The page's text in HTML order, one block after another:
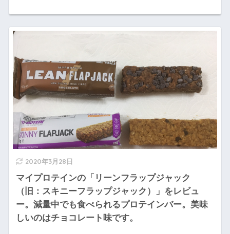
2020年3月28日
マイプロテインの「リーンフラップジャック
（旧：スキニーフラップジャック）」をレビュ
ー。減量中でも食べられるプロテインバー。美味
しいのはチョコレート味です。